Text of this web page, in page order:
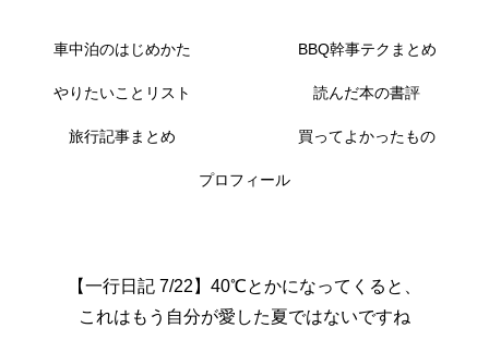
車中泊のはじめかた BBQ幹事テクまとめ
やりたいことリスト 読んだ本の書評
旅行記事まとめ 買ってよかったもの
プロフィール
【一行日記 7/22】40℃とかになってくると、
これはもう自分が愛した夏ではないですね